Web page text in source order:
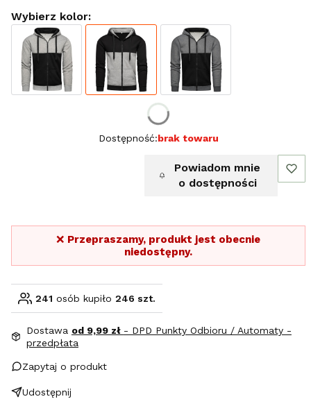
Wybierz kolor:
Dostępność:brak towaru
Powiadom mnie
o dostępności
❌ Przepraszamy, produkt jest obecnie
niedostępny.
241 osób kupiło 246 szt.
Dostawa od 9,99 zł - DPD Punkty Odbioru / Automaty -
przedpłata
Zapytaj o produkt
Udostępnij